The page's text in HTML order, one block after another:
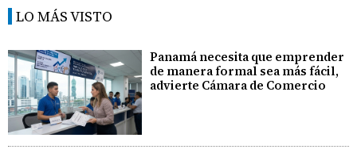
LO MÁS VISTO
Panamá necesita que emprender
de manera formal sea más fácil,
advierte Cámara de Comercio